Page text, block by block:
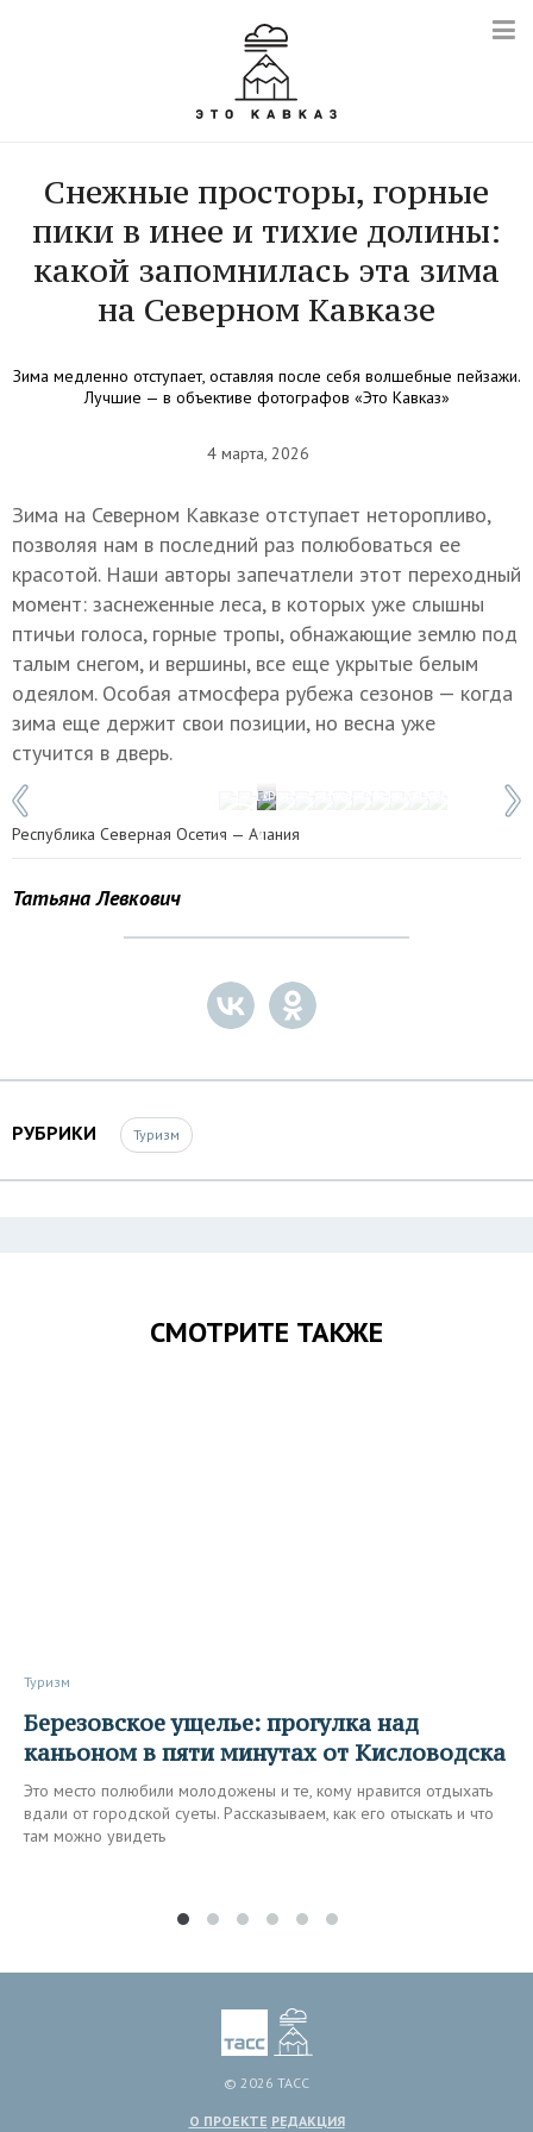
Снежные просторы, горные
пики в инее и тихие долины:
какой запомнилась эта зима
на Северном Кавказе
Зима медленно отступает, оставляя после себя волшебные пейзажи.
Лучшие — в объективе фотографов «Это Кавказ»
4 марта, 2026
Зима на Северном Кавказе отступает неторопливо,
позволяя нам в последний раз полюбоваться ее
красотой. Наши авторы запечатлели этот переходный
момент: заснеженные леса, в которых уже слышны
птичьи голоса, горные тропы, обнажающие землю под
талым снегом, и вершины, все еще укрытые белым
одеялом. Особая атмосфера рубежа сезонов — когда
зима еще держит свои позиции, но весна уже
стучится в дверь.
Фото: © Иван Губский/ТАСС
1 / 12
Республика Северная Осетия — Алания
Татьяна Левкович
РУБРИКИ Туризм
СМОТРИТЕ ТАКЖЕ
Туризм
Березовское ущелье: прогулка над
каньоном в пяти минутах от Кисловодска
Это место полюбили молодожены и те, кому нравится отдыхать
вдали от городской суеты. Рассказываем, как его отыскать и что
там можно увидеть
© 2026 ТАСС
О ПРОЕКТЕ РЕДАКЦИЯ